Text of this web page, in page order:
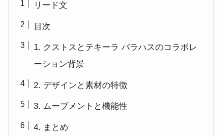
リード文
目次
1. クストスとテキーラ バラハスのコラボレ
ーション背景
2. デザインと素材の特徴
3. ムーブメントと機能性
4. まとめ